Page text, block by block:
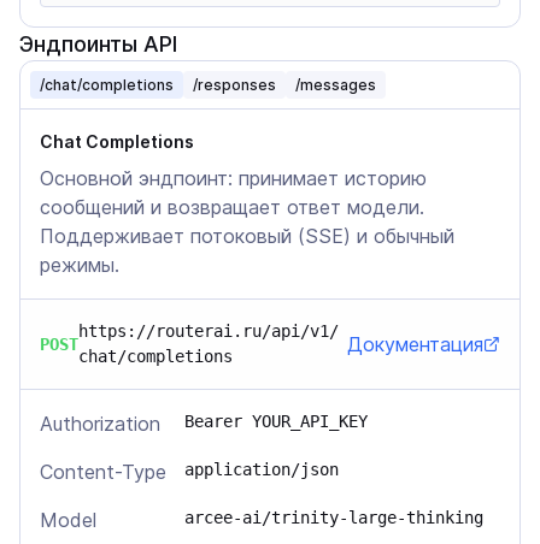
Эндпоинты API
/chat/completions /responses /messages
Chat Completions
Основной эндпоинт: принимает историю
сообщений и возвращает ответ модели.
Поддерживает потоковый (SSE) и обычный
режимы.
POST
https://routerai.ru/api/v1/
chat/completions
Документация
Authorization Bearer YOUR_API_KEY
Content-Type application/json
Model arcee-ai/trinity-large-thinking